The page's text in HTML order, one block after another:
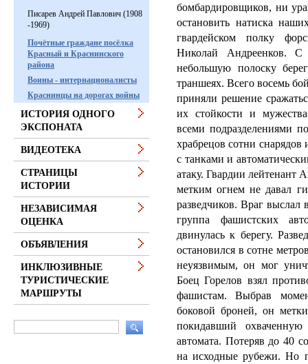
бомбардировщиков, ни
остановить натиска
гвардейском полку
Николай Андреенков.С
небольшую полоску
траншеях.Всего восемь
при­няли решение
их стой­кости и
всеми подразде­лениями
храбрецов сотни снарядов
с танками и
атаку. Гвардии лейтенант
метким огнем не давал
разведчиков. Враг выслал
группа фашистских
двинулась к берегу.
остановился в сотне
неуязвимым, он мог
Боец Горелов взял
фа­шистам.Выбрав
боковой бро­ней, он
покидавший
автомата. Потеряв до 40
на исходные рубежи.Но
Писарев Андрей Павлович (1908
-1969)
Почётные граждане посёлка
Красный и Краснинского
района
Воины - интернационалисты
Краснинцы на дорогах войны
ИСТОРИЯ ОДНОГО
ЭКСПОНАТА
ВИДЕОТЕКА
СТРАНИЦЫ
ИСТОРИИ
НЕЗАВИСИМАЯ
ОЦЕНКА
ОБЪЯВЛЕНИЯ
ИНКЛЮЗИВНЫЕ
ТУРИСТИЧЕСКИЕ
МАРШРУТЫ